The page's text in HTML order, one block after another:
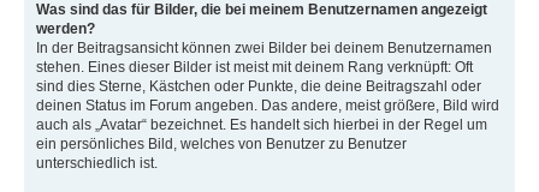
Was sind das für Bilder, die bei meinem Benutzernamen angezeigt
werden?
In der Beitragsansicht können zwei Bilder bei deinem Benutzernamen
stehen. Eines dieser Bilder ist meist mit deinem Rang verknüpft: Oft
sind dies Sterne, Kästchen oder Punkte, die deine Beitragszahl oder
deinen Status im Forum angeben. Das andere, meist größere, Bild wird
auch als „Avatar“ bezeichnet. Es handelt sich hierbei in der Regel um
ein persönliches Bild, welches von Benutzer zu Benutzer
unterschiedlich ist.